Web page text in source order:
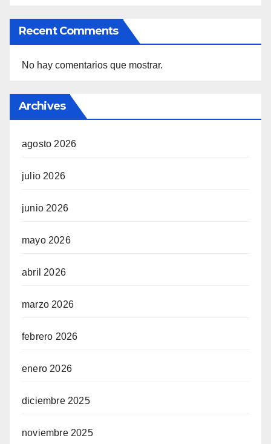
Recent Comments
No hay comentarios que mostrar.
Archives
agosto 2026
julio 2026
junio 2026
mayo 2026
abril 2026
marzo 2026
febrero 2026
enero 2026
diciembre 2025
noviembre 2025